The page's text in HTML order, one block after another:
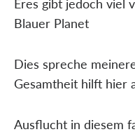
Blauer Planet
Dies spreche
Gesamtheit hilft hier
Ausflucht in diesem